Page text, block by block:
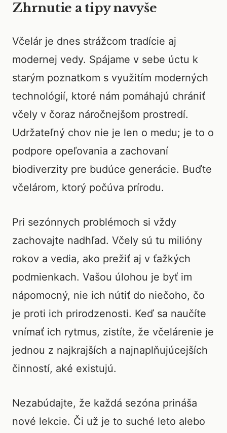
Zhrnutie a tipy navyše
Včelár je dnes strážcom tradície aj
modernej vedy. Spájame v sebe úctu k
starým poznatkom s využitím moderných
technológií, ktoré nám pomáhajú chrániť
včely v čoraz náročnejšom prostredí.
Udržateľný chov nie je len o medu; je to o
podpore opeľovania a zachovaní
biodiverzity pre budúce generácie. Buďte
včelárom, ktorý počúva prírodu.
Pri sezónnych problémoch si vždy
zachovajte nadhľad. Včely sú tu milióny
rokov a vedia, ako prežiť aj v ťažkých
podmienkach. Vašou úlohou je byť im
nápomocný, nie ich nútiť do niečoho, čo
je proti ich prirodzenosti. Keď sa naučíte
vnímať ich rytmus, zistíte, že včelárenie je
jednou z najkrajších a najnaplňujúcejších
činností, aké existujú.
Nezabúdajte, že každá sezóna prináša
nové lekcie. Či už je to suché leto alebo